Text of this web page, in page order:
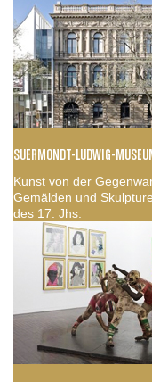
SUERMONDT-LUDWIG-
Kunst von der
Gemälden und
des 17. Jhs.